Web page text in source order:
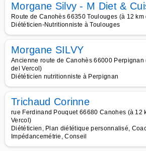
Morgane Silvy - M Diet &
Route de Canohès 66350 Toulouges (à 12
Diététicien-Nutritionniste à Toulouges
Morgane SILVY
Ancienne route de Canohès 66000
del Vercol)
Diététicien nutritionniste à Perpignan
Trichaud Corinne
rue Ferdinand Pouquet 66680 Canohes (à 12
Vercol)
Diététicien, Plan diététique personnalisé,
Impédancemétrie, Conseil